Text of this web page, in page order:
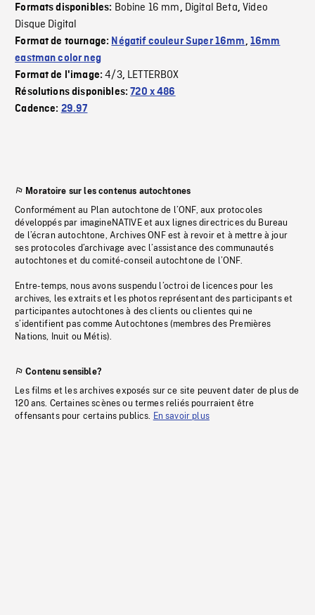
Formats disponibles: Bobine 16 mm, Digital Beta,Video
Disque Digital
Format de tournage: Négatif couleur Super 16mm, 16mm
eastman color neg
Format de l'image:4/3, LETTERBOX
Résolutions disponibles:720 x 486
Cadence: 29.97
Moratoire sur les contenus autochtones
Conformément au Plan autochtone de l’ONF, aux protocoles
développés par imagineNATIVE et aux lignes directrices du Bureau
de l’écran autochtone, Archives ONF est à revoir et à mettre à jour
ses protocoles d’archivage avec l’assistance des communautés
autochtones et du comité-conseil autochtone de l’ONF.
Entre-temps, nous avons suspendu l’octroi de licences pour les
archives, les extraits et les photos représentant des participants et
participantes autochtones à des clients ou clientes qui ne
s’identifient pas comme Autochtones (membres des Premières
Nations, Inuit ou Métis).
Contenu sensible?
Les films et les archives exposés sur ce site peuvent dater de plus de
120 ans. Certaines scènes ou termes reliés pourraient être
offensants pour certains publics. En savoir plus